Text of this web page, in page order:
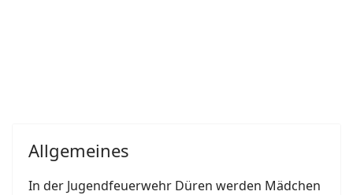
Allgemeines
In der Jugendfeuerwehr Düren werden Mädchen